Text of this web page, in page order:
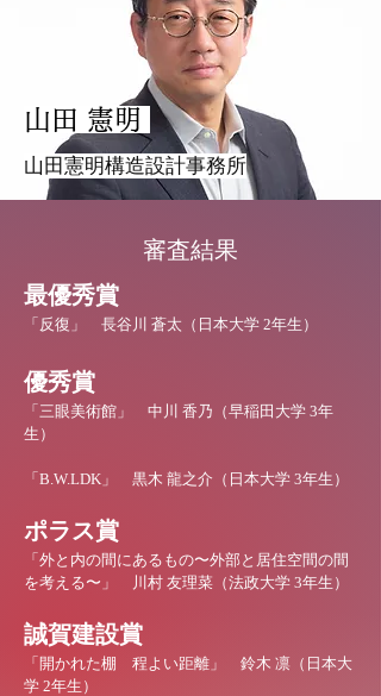
山田 憲明
山田憲明構造設計事務所
​審査結果
最優秀賞
「 反復」 長谷川 蒼太（日本大学 2年生）
優秀賞
「三眼美術館」 中川 香乃（早稲田大学 3年
生）
「B.W.LDK」 黒木 龍之介（日本大学 3年生）
ポラス賞
「 外と内の間にあるもの〜外部と居住空間の間
を考える〜 」 川村 友理菜（法政大学 3年生）
誠賀建設賞
「 開かれた棚 程よい距離 」 鈴木 凛（日本大
学 2年生）